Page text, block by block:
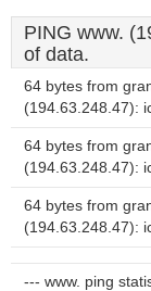
PING www.
of data.
64 bytes from
(194.63.248.47):
64 bytes from
(194.63.248.47):
64 bytes from
(194.63.248.47):
--- www. ping